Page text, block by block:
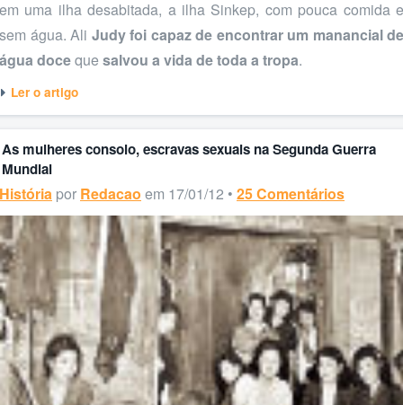
em uma ilha desabitada, a ilha Sinkep, com pouca comida e
sem água. Ali Judy foi capaz de encontrar um manancial de
água doceque salvou a vida de toda a tropa.
Ler o artigo
As mulheres consolo, escravas sexuais na Segunda Guerra
Mundial
História por Redacao em 17/01/12 • 25 Comentários